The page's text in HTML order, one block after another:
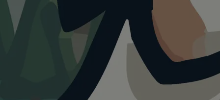
RESTAURANT
Kuckucksstube
Titisee